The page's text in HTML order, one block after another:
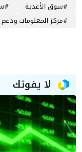
#سوق الأغذية #
#مركز المعلومات ودعم
لا يفوتك